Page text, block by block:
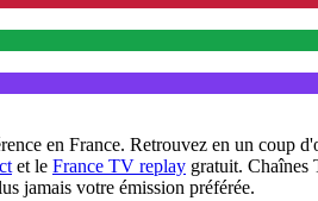
en France. Retrouvez en un coup
et le France TV replay gratuit. Chaînes
jamais votre émission préférée.